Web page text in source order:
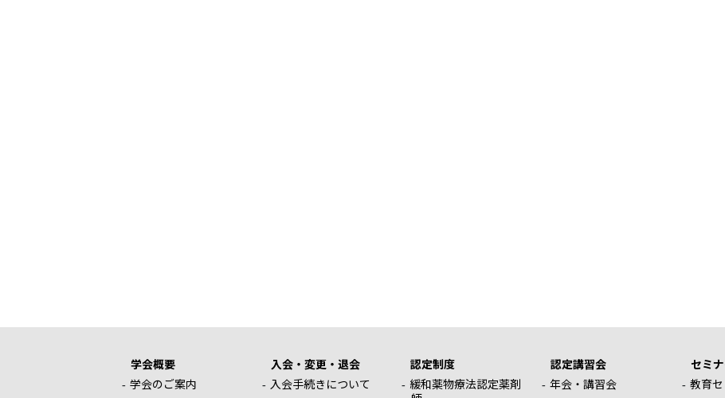
学会概要
学会のご案内
入会・変更・退会
入会手続きについて
認定制度
緩和薬物療法認定薬剤
認定講習会
年会・講習会
セミ
教育